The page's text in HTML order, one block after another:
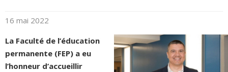
16 mai 2022
La Faculté de l’éducation
permanente (FEP) a eu
l’honneur d’accueillir